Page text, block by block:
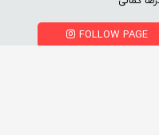
FOLLOW PAGE